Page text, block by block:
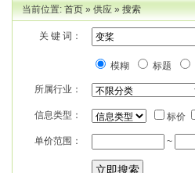
当前位置:首页»供应»搜索
关 键 词：
模糊 标题
所属行业：
信息类型： 标价
单价范围： ~